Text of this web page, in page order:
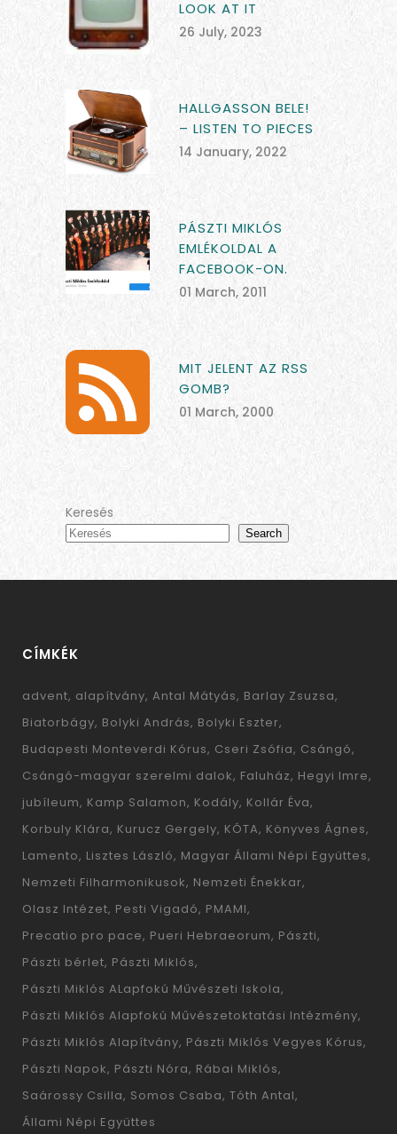
LOOK AT IT
26 July, 2023
HALLGASSON BELE!
– LISTEN TO PIECES
14 January, 2022
PÁSZTI MIKLÓS
EMLÉKOLDAL A
FACEBOOK-ON.
01 March, 2011
MIT JELENT AZ RSS
GOMB?
01 March, 2000
Keresés
Search
CÍMKÉK
advent alapítvány Antal Mátyás Barlay Zsuzsa
Biatorbágy Bolyki András Bolyki Eszter
Budapesti Monteverdi Kórus Cseri Zsófia Csángó
Csángó-magyar szerelmi dalok Faluház Hegyi Imre
jubíleum Kamp Salamon Kodály Kollár Éva
Korbuly Klára Kurucz Gergely KÓTA Könyves Ágnes
Lamento Lisztes László Magyar Állami Népi Együttes
Nemzeti Filharmonikusok Nemzeti Énekkar
Olasz Intézet Pesti Vigadó PMAMI
Precatio pro pace Pueri Hebraeorum Pászti
Pászti bérlet Pászti Miklós
Pászti Miklós ALapfokú Művészeti Iskola
Pászti Miklós Alapfokú Művészetoktatási Intézmény
Pászti Miklós Alapítvány Pászti Miklós Vegyes Kórus
Pászti Napok Pászti Nóra Rábai Miklós
Saárossy Csilla Somos Csaba Tóth Antal
Állami Népi Együttes